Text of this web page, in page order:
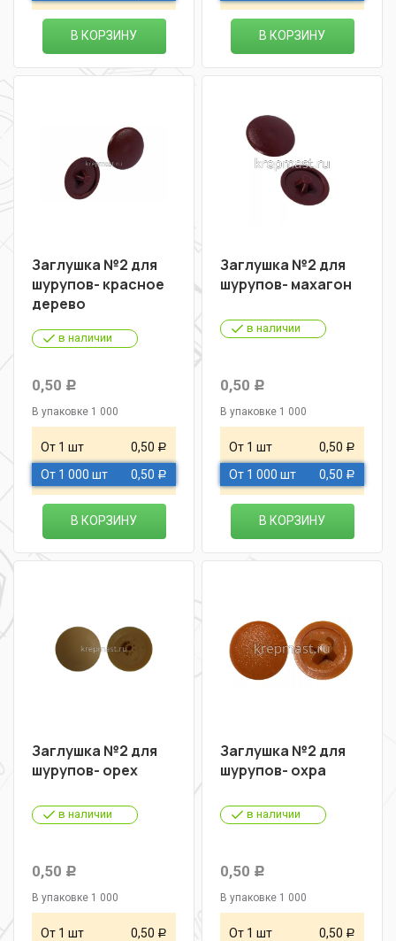
В КОРЗИНУ В КОРЗИНУ
Заглушка №2 для
шурупов- красное
дерево
в наличии
0,50 Р
В упаковке 1 000
От 1 шт 0,50 Р
От 1 000 шт 0,50 Р
В КОРЗИНУ
Заглушка №2 для
шурупов- махагон
в наличии
0,50 Р
В упаковке 1 000
От 1 шт 0,50 Р
От 1 000 шт 0,50 Р
В КОРЗИНУ
Заглушка №2 для
шурупов- орех
в наличии
0,50 Р
В упаковке 1 000
От 1 шт 0,50 Р
Заглушка №2 для
шурупов- охра
в наличии
0,50 Р
В упаковке 1 000
От 1 шт 0,50 Р